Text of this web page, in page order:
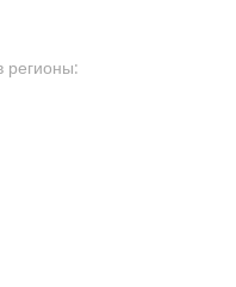
регионы: